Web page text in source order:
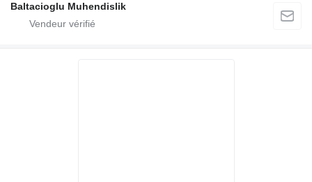
Baltacioglu Muhendislik